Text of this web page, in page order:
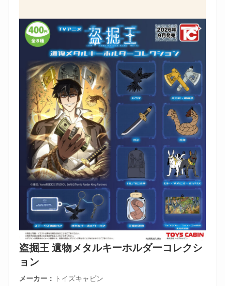
盗掘王 遺物メタルキーホルダーコレクシ
ョン
メーカー
トイズキャビン